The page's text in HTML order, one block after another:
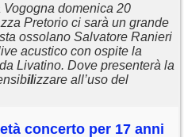
Vogogna domenica 20
Pretorio ci sarà un grande
ossolano Salvatore Ranieri
acustico con ospite la
Livatino. Dove presenterà la
ilizzare all’uso del
à concerto per 17 anni